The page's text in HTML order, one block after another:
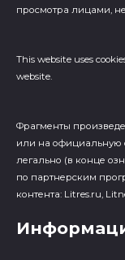
просмотра лицами,
This website uses
website.
Фрагменты
или на официальную
легально (в конце
по партнерским
контента: Litres.ru,